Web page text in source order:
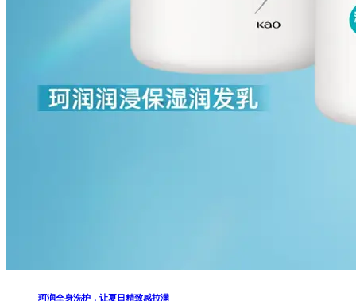
珂润全身洗护，让夏日精致感拉满